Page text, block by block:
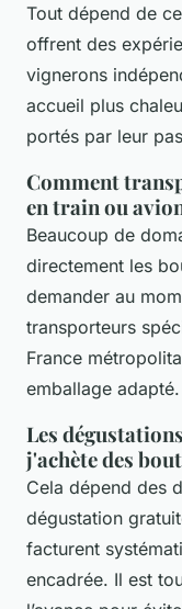
Tout dépend de
offrent des
vignerons
accueil plus
portés par leur
Comment
en train ou
Beaucoup de
directement les
demander au
transporteurs
France
emballage adapté.
Les
j'achète des
Cela dépend des
dégustation
facturent
encadrée. Il est